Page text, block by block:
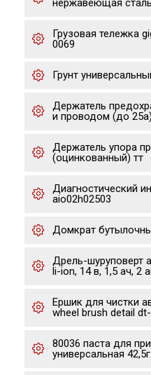
нержавеющая
Грузовая тележка
0069
Грунт
Держатель
и проводом (до
Держатель упора
(оцинкованный) тт
Диагностический
aio02h02503
Домкрат
Дрель-шуруповерт
li-ion, 14 в, 1,5 ач, 2
Ершик для чистки
wheel brush detail
80036 паста для
универсальная 42,5г.